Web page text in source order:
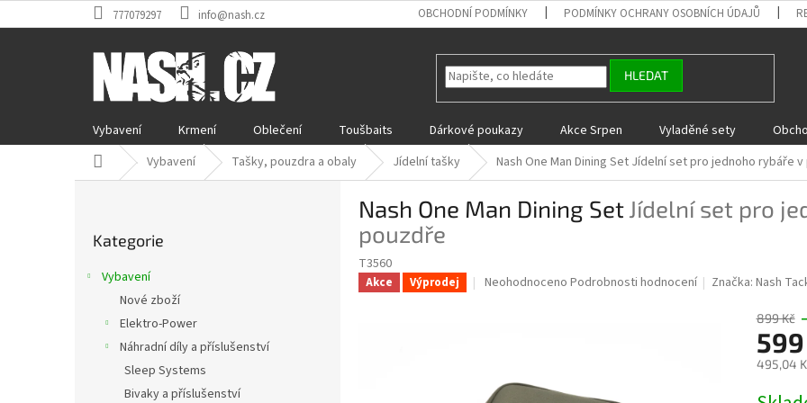
na
777079297 info@nash.cz OBCHODNÍ PODMÍNKY PODMÍNKY OCHRANY OSOBNÍCH ÚDAJŮ
HLEDAT
Vybavení Krmení Oblečení Toušbaits Dárkové poukazy Akce Srpen Vyladěné sety
Domů Vybavení Tašky, pouzdra a obaly Jídelní tašky Nash One Man Dining Set Jídelní set pro jednoho rybáře
kategorie
Kategorie
Vybavení
Nové zboží
Elektro-Power
Náhradní díly a příslušenství
Sleep Systems
Bivaky a příslušenství
Nash One Man Dining SetJídelní set pro
pouzdře
T3560
Akce Výprodej
Průměrné
Neohodnoceno Podrobnosti hodnocení Značka:Nash
899 Kč
495,04